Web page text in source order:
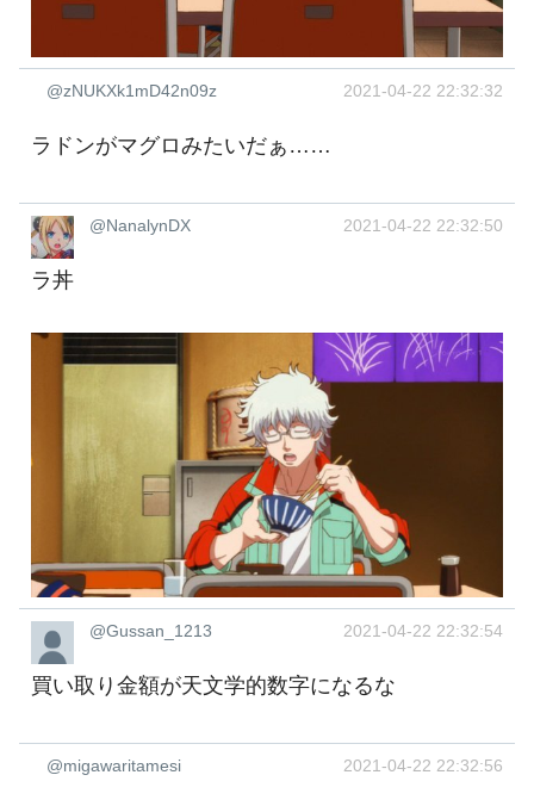
@zNUKXk1mD42n09z 2021-04-22 22:32:32
ラドンがマグロみたいだぁ……
@NanalynDX 2021-04-22 22:32:50
ラ丼
@Gussan_1213 2021-04-22 22:32:54
買い取り金額が天文学的数字になるな
@migawaritamesi 2021-04-22 22:32:56